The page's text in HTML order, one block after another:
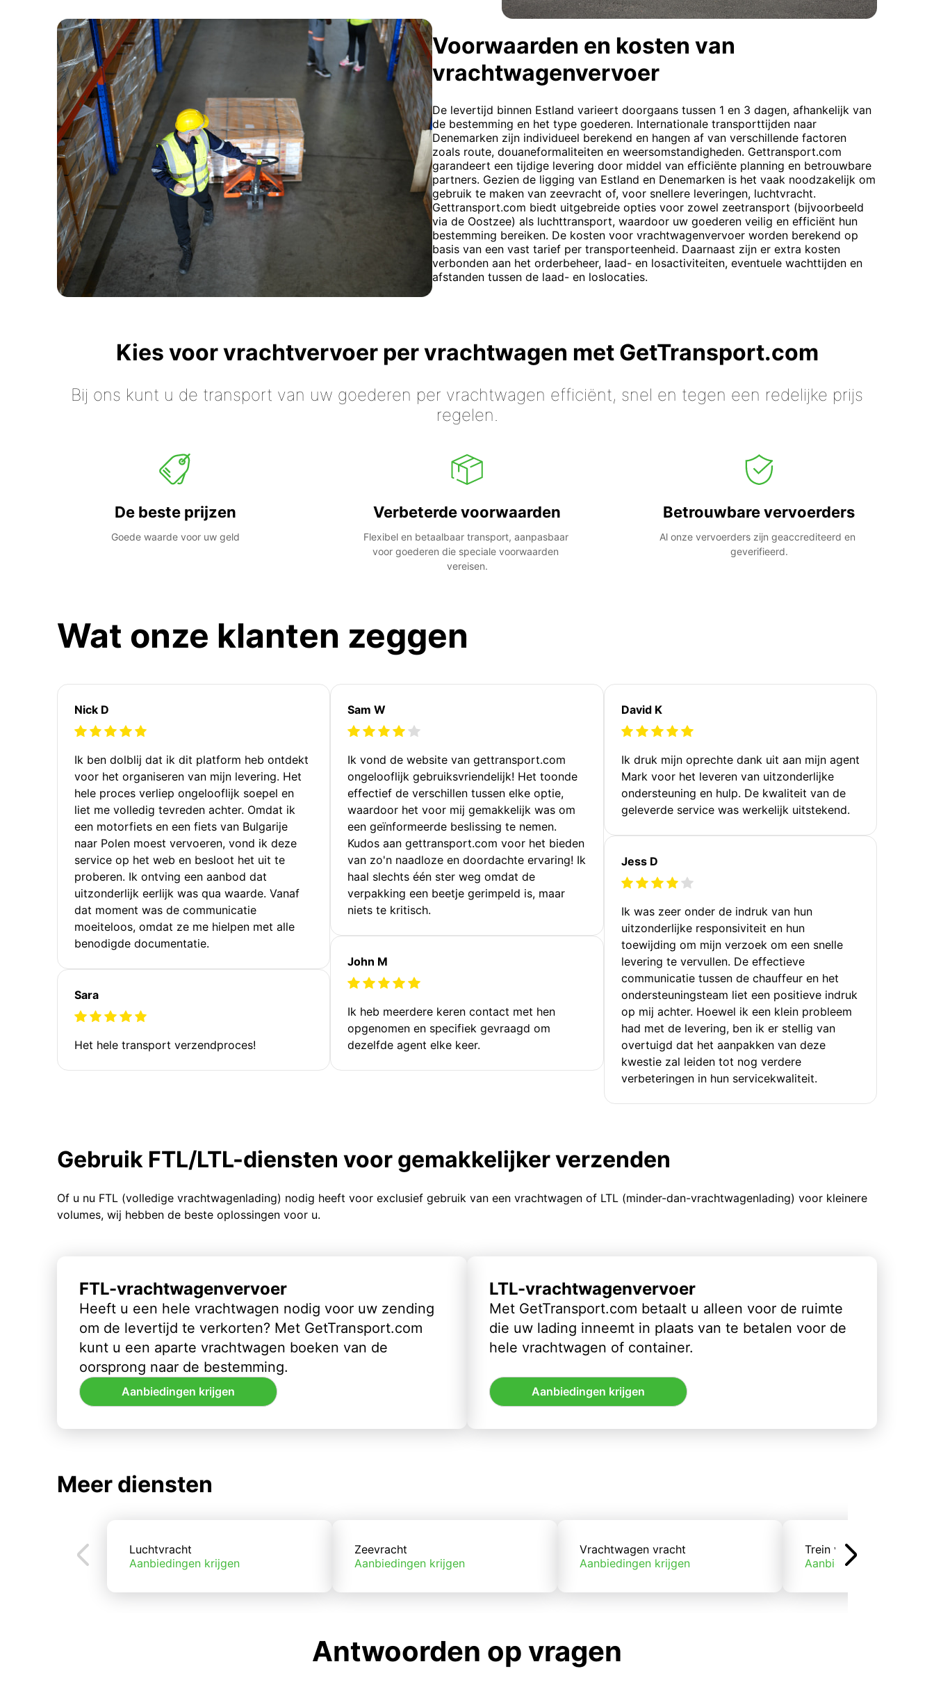
Voorwaarden en kosten van
vrachtwagenvervoer
De levertijd binnen Estland varieert doorgaans tussen 1 en 3 dagen, afhankelijk van
de bestemming en het type goederen. Internationale transporttijden naar
Denemarken zijn individueel berekend en hangen af van verschillende factoren
zoals route, douaneformaliteiten en weersomstandigheden. Gettransport.com
garandeert een tijdige levering door middel van efficiënte planning en betrouwbare
partners. Gezien de ligging van Estland en Denemarken is het vaak noodzakelijk om
gebruik te maken van zeevracht of, voor snellere leveringen, luchtvracht.
Gettransport.com biedt uitgebreide opties voor zowel zeetransport (bijvoorbeeld
via de Oostzee) als luchttransport, waardoor uw goederen veilig en efficiënt hun
bestemming bereiken. De kosten voor vrachtwagenvervoer worden berekend op
basis van een vast tarief per transporteenheid. Daarnaast zijn er extra kosten
verbonden aan het orderbeheer, laad- en losactiviteiten, eventuele wachttijden en
afstanden tussen de laad- en loslocaties.
Kies voor vrachtvervoer per vrachtwagen met GetTransport.com
Bij ons kunt u de transport van uw goederen per vrachtwagen efficiënt, snel en tegen een redelijke prijs
regelen.
De beste prijzen
Goede waarde voor uw geld
Verbeterde voorwaarden
Flexibel en betaalbaar transport, aanpasbaar
voor goederen die speciale voorwaarden
vereisen.
Betrouwbare vervoerders
Al onze vervoerders zijn geaccrediteerd en
geverifieerd.
Wat onze klanten zeggen
Nick D
Ik ben dolblij dat ik dit platform heb ontdekt
voor het organiseren van mijn levering. Het
hele proces verliep ongelooflijk soepel en
liet me volledig tevreden achter. Omdat ik
een motorfiets en een fiets van Bulgarije
naar Polen moest vervoeren, vond ik deze
service op het web en besloot het uit te
proberen. Ik ontving een aanbod dat
uitzonderlijk eerlijk was qua waarde. Vanaf
dat moment was de communicatie
moeiteloos, omdat ze me hielpen met alle
benodigde documentatie.
Sara
Het hele transport verzendproces!
Sam W
Ik vond de website van gettransport.com
ongelooflijk gebruiksvriendelijk! Het toonde
effectief de verschillen tussen elke optie,
waardoor het voor mij gemakkelijk was om
een geïnformeerde beslissing te nemen.
Kudos aan gettransport.com voor het bieden
van zo'n naadloze en doordachte ervaring! Ik
haal slechts één ster weg omdat de
verpakking een beetje gerimpeld is, maar
niets te kritisch.
John M
Ik heb meerdere keren contact met hen
opgenomen en specifiek gevraagd om
dezelfde agent elke keer.
David K
Ik druk mijn oprechte dank uit aan mijn agent
Mark voor het leveren van uitzonderlijke
ondersteuning en hulp. De kwaliteit van de
geleverde service was werkelijk uitstekend.
Jess D
Ik was zeer onder de indruk van hun
uitzonderlijke responsiviteit en hun
toewijding om mijn verzoek om een snelle
levering te vervullen. De effectieve
communicatie tussen de chauffeur en het
ondersteuningsteam liet een positieve indruk
op mij achter. Hoewel ik een klein probleem
had met de levering, ben ik er stellig van
overtuigd dat het aanpakken van deze
kwestie zal leiden tot nog verdere
verbeteringen in hun servicekwaliteit.
Gebruik FTL/LTL-diensten voor gemakkelijker verzenden
Of u nu FTL (volledige vrachtwagenlading) nodig heeft voor exclusief gebruik van een vrachtwagen of LTL (minder-dan-vrachtwagenlading) voor kleinere
volumes, wij hebben de beste oplossingen voor u.
FTL-vrachtwagenvervoer
Heeft u een hele vrachtwagen nodig voor uw zending
om de levertijd te verkorten? Met GetTransport.com
kunt u een aparte vrachtwagen boeken van de
oorsprong naar de bestemming.
Aanbiedingen krijgen
LTL-vrachtwagenvervoer
Met GetTransport.com betaalt u alleen voor de ruimte
die uw lading inneemt in plaats van te betalen voor de
hele vrachtwagen of container.
Aanbiedingen krijgen
Meer diensten
Luchtvracht
Aanbiedingen krijgen
Zeevracht
Aanbiedingen krijgen
Vrachtwagen vracht
Aanbiedingen krijgen
Trein vracht
Aanbiedingen krijgen
Antwoorden op vragen